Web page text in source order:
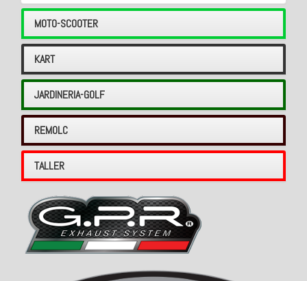
MOTO-SCOOTER
KART
JARDINERIA-GOLF
REMOLC
TALLER